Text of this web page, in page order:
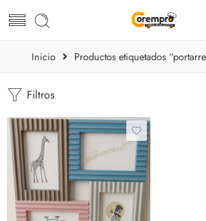
Inicio Productos etiquetados
Filtros